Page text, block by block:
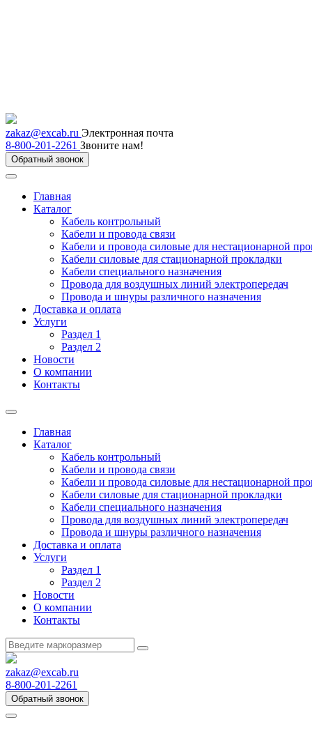
zakaz@excab.ru Электронная почта
8-800-201-2261 Звоните нам!
Обратный звонок
Главная
Каталог
Кабель контрольный
Кабели и провода связи
Кабели и провода силовые для нестационарной
Кабели силовые для стационарной прокладки
Кабели специального назначения
Провода для воздушных линий электропередач
Провода и шнуры различного назначения
Доставка и оплата
Услуги
Раздел 1
Раздел 2
Новости
О компании
Контакты
Главная
Каталог
Кабель контрольный
Кабели и провода связи
Кабели и провода силовые для нестационарной
Кабели силовые для стационарной прокладки
Кабели специального назначения
Провода для воздушных линий электропередач
Провода и шнуры различного назначения
Доставка и оплата
Услуги
Раздел 1
Раздел 2
Новости
О компании
Контакты
zakaz@excab.ru
8-800-201-2261
Обратный звонок